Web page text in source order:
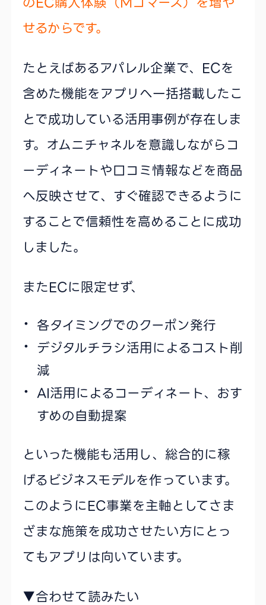
せるからです。
たとえばあるアパレル企業で、ECを
含めた機能をアプリへ一括搭載したこ
とで成功している活用事例が存在しま
す。オムニチャネルを意識しながらコ
ーディネートや口コミ情報などを商品
へ反映させて、すぐ確認できるように
することで信頼性を高めることに成功
しました。
またECに限定せず、
各タイミングでのクーポン発行
デジタルチラシ活用によるコスト削
減
AI活用によるコーディネート、おす
すめの自動提案
といった機能も活用し、総合的に稼
げるビジネスモデルを作っています。
このようにEC事業を主軸としてさま
ざまな施策を成功させたい方にとっ
てもアプリは向いています。
▼合わせて読みたい